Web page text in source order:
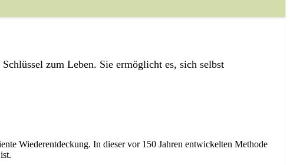
zum Leben. Sie ermöglicht es, sich selbst
Wiederentdeckung. In dieser vor 150 Jahren entwickelten Methode